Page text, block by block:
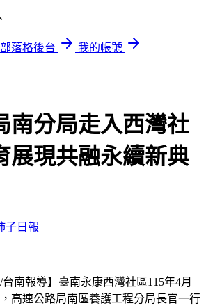
落格後台
我的帳號
南分局走入西灣社
展現共融永續新典
子日報
台南報導】臺南永康西灣社區115年4月
高速公路局南區養護工程分局長官一行